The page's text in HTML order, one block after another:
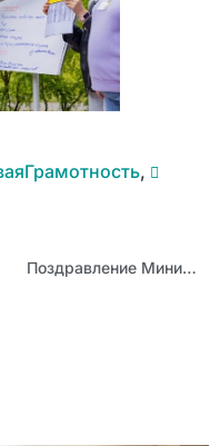
,
Поздравление Министра образования и науки Алтайского края Светланы Говорухиной с Днём России